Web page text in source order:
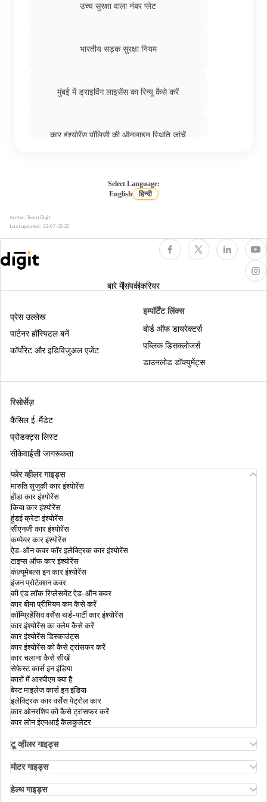
उच्च सुरक्षा वाला नंबर प्लेट
भारतीय सड़क सुरक्षा नियम
मुंबई में ड्राइविंग लाइसेंस का रिन्यू कैसे करें
कार इंश्योरेंस पॉलिसी की ऑनलाइन स्थिति जांचें
1 अक्टूबर 2020 से नए मोटर वाहन नियम
बैंगलोर में ड्रिंक एंड ड्राइव जुर्माना
गोवा में ड्राइविंग लाइसेंस रिन्यू करने का तरीका
भारत में वाहन स्क्रैपेज पॉलिसी
बाइक इंश्योरेंस ट्रांसफर
मुंबई में ड्राइविंग लाइसेंस कैसे प्राप्त करें
भारत में नंबर प्लेट के विभिन्न प्रकार
Select Language:
English
हिन्दी
Author: Team Digit
Last updated: 22-07-2026
बारे मेंसंपर्ककरियर
रिसोर्सेज़
कैंसिल ई-मैंडेट
प्रोडक्ट्स लिस्ट
सीकेवाईसी जागरूकता
प्रेस उल्लेख
पार्टनर हॉस्पिटल बनें
कॉर्पोरेट और इंडिविजुअल एजेंट
इम्पॉर्टेंट लिंक्स
बोर्ड ऑफ डायरेक्टर्स
पब्लिक डिसक्लोजर्स
डाउनलोड डॉक्युमेंट्स
फोर व्हीलर गाइड्स
मारुति सुजुकी कार इंश्योरेंस
होंडा कार इंश्योरेंस
किया कार इंश्योरेंस
हुंडई क्रेटा इंश्योरेंस
सीएनजी कार इंश्योरेंस
कम्पेयर कार इंश्योरेंस
ऐड-ऑन कवर फॉर इलेक्ट्रिक कार इंश्योरेंस
टाइप्स ऑफ कार इंश्योरेंस
कंज़्यूमेबल्स इन कार इंश्योरेंस
इंजन प्रोटेक्शन कवर
की एंड लॉक रिप्लेसमेंट ऐड-ऑन कवर
कार बीमा प्रीमियम कम कैसे करें
कॉम्प्रिहेंसिव वर्सेस थर्ड-पार्टी कार इंश्योरेंस
कार इंश्योरेंस का क्लेम कैसे करें
कार इंश्योरेंस डिस्काउंट्स
कार इंश्योरेंस को कैसे ट्रांसफर करें
कार चलाना कैसे सीखें
सेफेस्ट कार्स इन इंडिया
कारों में आरपीएम क्या है
बेस्ट माइलेज कार्स इन इंडिया
इलेक्ट्रिक कार वर्सेस पेट्रोल कार
कार ओनरशिप को कैसे ट्रांसफर करें
कार लोन ईएमआई कैलकुलेटर
टू व्हीलर गाइड्स
अथर एनर्जी बाइक इंश्योरेंस
बाइक इंश्योरेंस फॉर 3 ईयर्स
कॉम्प्रिहेंसिव एंड थर्ड-पार्टी बाइक इंश्योरेंस
मोटर गाइड्स
मोटर इंश्योरेंस के प्रकार
हेल्थ गाइड्स